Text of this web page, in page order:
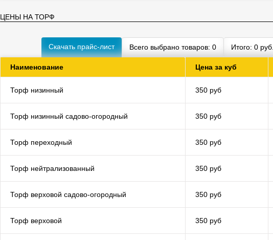
ЦЕНЫ НА ТОРФ
Скачать прайс-лист Всего выбрано товаров: 0 Итого: 0руб.
Наименование Цена за куб
Торф низинный 350 руб
Торф низинный садово-огородный 350 руб
Торф переходный 350 руб
Торф нейтрализованный 350 руб
Торф верховой садово-огородный 350 руб
Торф верховой 350 руб